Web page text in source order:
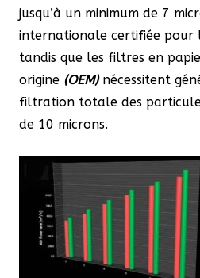
jusqu’à un minimum de 7
internationale certifiée pour
tandis que les filtres en
origine (OEM)nécessitent
filtration totale des
de 10 microns.